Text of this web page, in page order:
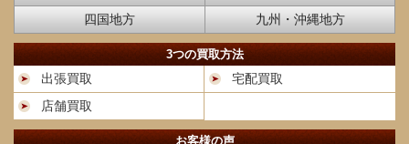
四国地方
九州・沖縄地方
3つの買取方法
出張買取
宅配買取
店舗買取
お客様の声